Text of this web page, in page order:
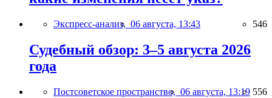
Экспресс-анализ, 06 августа, 13:43 546
Судебный обзор: 3–5 августа 2026
года
Постсоветское пространство, 06 августа, 13:19 556